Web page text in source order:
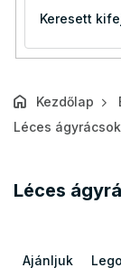
Kezdőlap
Léces ágyrácsok
Léces
eAjánljuk